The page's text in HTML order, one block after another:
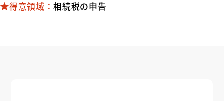
得意領域：相続税の申告